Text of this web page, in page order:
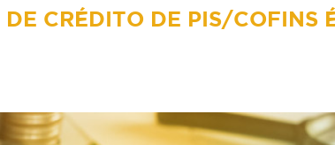
CRÉDITO DE PIS/COFINS